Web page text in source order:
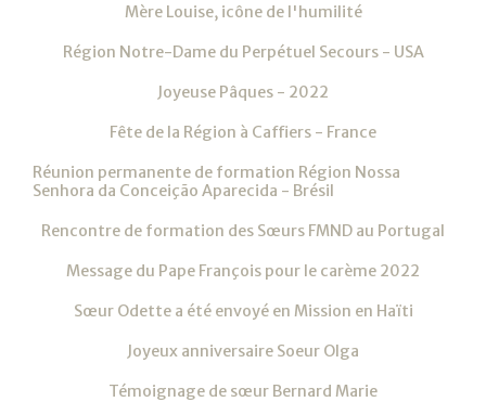
Mère Louise, icône de l'humilité
Région Notre-Dame du Perpétuel Secours - USA
Joyeuse Pâques - 2022
Fête de la Région à Caffiers - France
Réunion permanente de formation Région Nossa
Senhora da Conceição Aparecida - Brésil
Rencontre de formation des Sœurs FMND au Portugal
Message du Pape François pour le carème 2022
Sœur Odette a été envoyé en Mission en Haïti
Joyeux anniversaire Soeur Olga
Témoignage de sœur Bernard Marie